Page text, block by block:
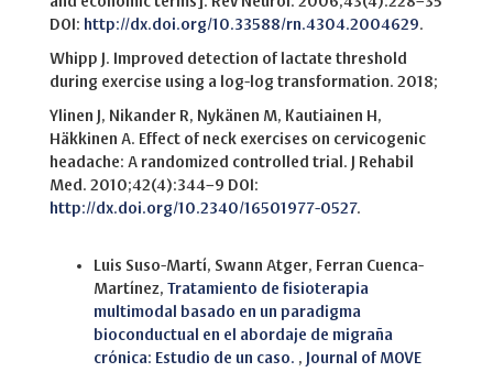
DOI: http://dx.doi.org/10.33588/rn.4304.2004629.
Whipp J. Improved detection of lactate threshold
during exercise using a log-log transformation. 2018;
Ylinen J, Nikander R, Nykänen M, Kautiainen H,
Häkkinen A. Effect of neck exercises on cervicogenic
headache: A randomized controlled trial. J Rehabil
Med. 2010;42(4):344–9 DOI:
http://dx.doi.org/10.2340/16501977-0527.
Luis Suso-Martí, Swann Atger, Ferran Cuenca-
Martínez, Tratamiento de fisioterapia
multimodal basado en un paradigma
bioconductual en el abordaje de migraña
crónica: Estudio de un caso. , Journal of MOVE